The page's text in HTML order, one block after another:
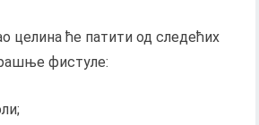
целина ће патити од следећих
фистуле: